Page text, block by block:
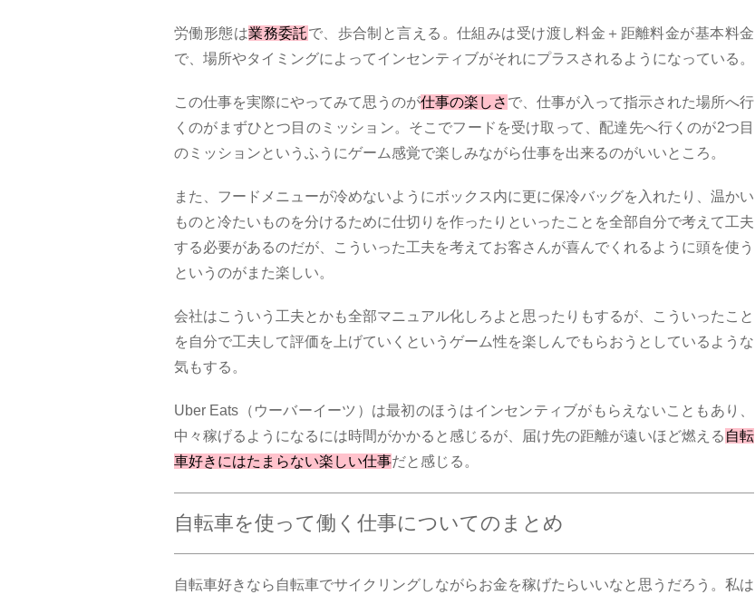
労働形態は業務委託で、歩合制と言える。仕組みは受け渡し料金＋距離料金が基本料金
で、場所やタイミングによってインセンティブがそれにプラスされるようになっている。
この仕事を実際にやってみて思うのが仕事の楽しさ で、仕事が入って指示された場所へ行
くのがまずひとつ目のミッション。そこでフードを受け取って、配達先へ行くのが2つ目
のミッションというふうにゲーム感覚で楽しみながら仕事を出来るのがいいところ。
また、フードメニューが冷めないようにボックス内に更に保冷バッグを入れたり、温かい
ものと冷たいものを分けるために仕切りを作ったりといったことを全部自分で考えて工夫
する必要があるのだが、こういった工夫を考えてお客さんが喜んでくれるように頭を使う
というのがまた楽しい。
会社はこういう工夫とかも全部マニュアル化しろよと思ったりもするが、こういったこと
を自分で工夫して評価を上げていくというゲーム性を楽しんでもらおうとしているような
気もする。
Uber Eats（ウーバーイーツ）は最初のほうはインセンティブがもらえないこともあり、
中々稼げるようになるには時間がかかると感じるが、届け先の距離が遠いほど燃える 自転
車好きにはたまらない楽しい仕事だと感じる。
自転車を使って働く仕事についてのまとめ
自転車好きなら自転車でサイクリングしながらお金を稼げたらいいなと思うだろう。私は